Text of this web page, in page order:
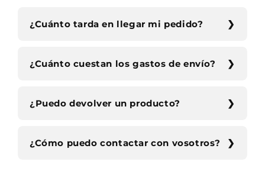
¿Cuánto tarda en llegar mi pedido?
¿Cuánto cuestan los gastos de envío?
¿Puedo devolver un producto?
¿Cómo puedo contactar con vosotros?